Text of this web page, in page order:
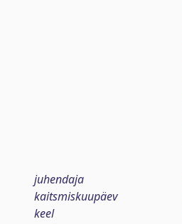
juhendaja
kaitsmiskuupäev
keel